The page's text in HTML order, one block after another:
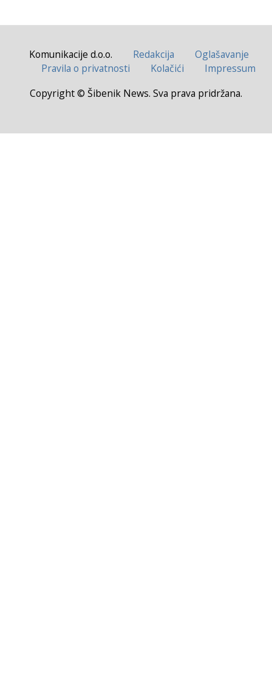
Komunikacije d.o.o. Redakcija
Oglašavanje
Pravila o privatnosti
Kolačići
Impressum
Copyright © Šibenik News. Sva prava pridržana.